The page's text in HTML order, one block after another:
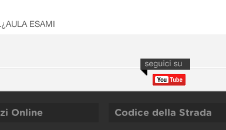
ESAMI
Online Codice della Strada